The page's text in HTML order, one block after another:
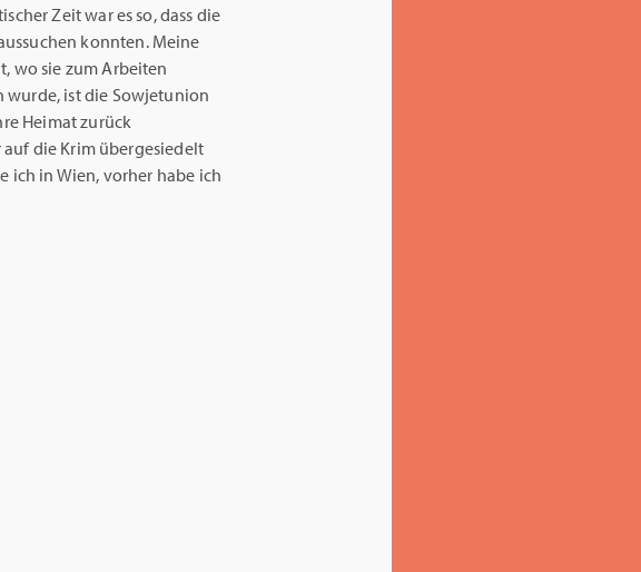
Zeit war es so, dass die
konnten. Meine
wo sie zum Arbeiten
wurde, ist die Sowjetunion
Heimat zurück
auf die Krim übergesiedelt
ich in Wien, vorher habe ich